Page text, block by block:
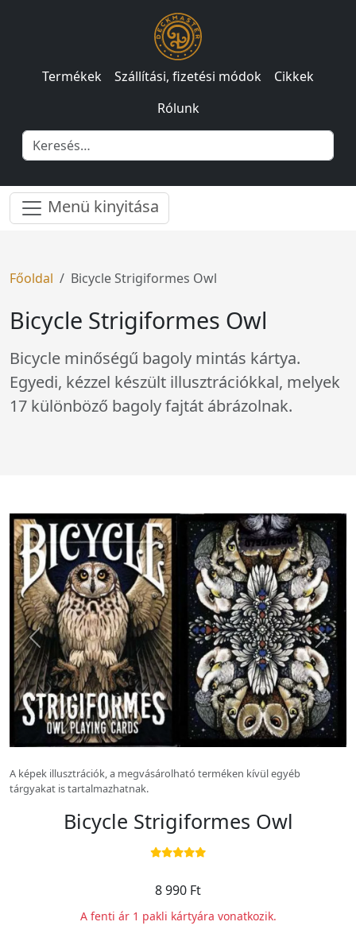
Termékek Szállítási, fizetési módok
Cikkek
Rólunk
Menü kinyitása
Főoldal Bicycle Strigiformes Owl
Bicycle Strigiformes Owl
Bicycle minőségű bagoly mintás kártya.
Egyedi, kézzel készült illusztrációkkal, melyek
17 különböző bagoly fajtát ábrázolnak.
Előző kép
A képek illusztrációk, a megvásárolható terméken kívül egyéb
tárgyakat is tartalmazhatnak.
Bicycle Strigiformes Owl
8 990 Ft
A fenti ár 1 pakli kártyára vonatkozik.